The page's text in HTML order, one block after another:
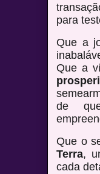
para
Que a
Que a
de
Que o
Terra,
cada